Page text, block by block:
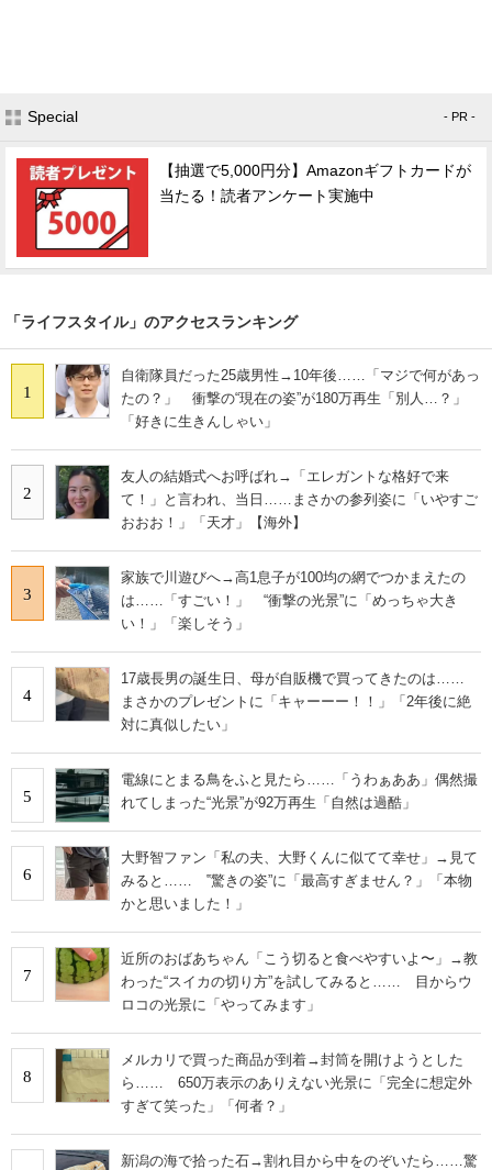
Special - PR -
【抽選で5,000円分】Amazonギフトカードが
当たる！読者アンケート実施中
「ライフスタイル」のアクセスランキング
1
自衛隊員だった25歳男性→10年後……「マジで何があっ
たの？」 衝撃の“現在の姿”が180万再生「別人…？」
「好きに生きんしゃい」
2
友人の結婚式へお呼ばれ→「エレガントな格好で来
て！」と言われ、当日……まさかの参列姿に「いやすご
おおお！」「天才」【海外】
3
家族で川遊びへ→高1息子が100均の網でつかまえたの
は……「すごい！」 “衝撃の光景”に「めっちゃ大き
い！」「楽しそう」
4
17歳長男の誕生日、母が自販機で買ってきたのは……
まさかのプレゼントに「キャーーー！！」「2年後に絶
対に真似したい」
5
電線にとまる鳥をふと見たら……「うわぁああ」偶然撮
れてしまった“光景”が92万再生「自然は過酷」
6
大野智ファン「私の夫、大野くんに似てて幸せ」→見て
みると…… ‟驚きの姿”に「最高すぎません？」「本物
かと思いました！」
7
近所のおばあちゃん「こう切ると食べやすいよ〜」→教
わった“スイカの切り方”を試してみると…… 目からウ
ロコの光景に「やってみます」
8
メルカリで買った商品が到着→封筒を開けようとした
ら…… 650万表示のありえない光景に「完全に想定外
すぎて笑った」「何者？」
新潟の海で拾った石→割れ目から中をのぞいたら……驚